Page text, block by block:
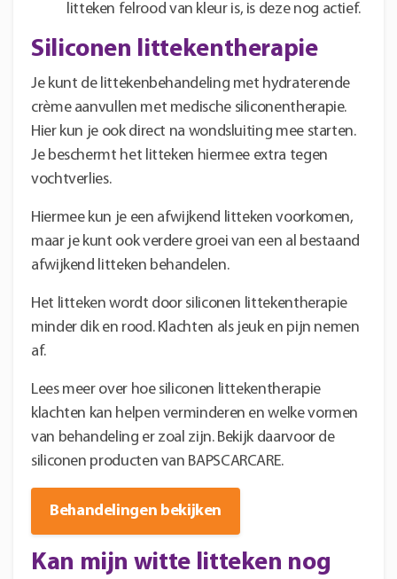
litteken felrood van kleur is, is deze nog actief.
Siliconen littekentherapie
Je kunt de littekenbehandeling met hydraterende
crème aanvullen met medische siliconentherapie.
Hier kun je ook direct na wondsluiting mee starten.
Je beschermt het litteken hiermee extra tegen
vochtverlies.
Hiermee kun je een afwijkend litteken voorkomen,
maar je kunt ook verdere groei van een al bestaand
afwijkend litteken behandelen.
Het litteken wordt door siliconen littekentherapie
minder dik en rood. Klachten als jeuk en pijn nemen
af.
Lees meer over hoe siliconen littekentherapie
klachten kan helpen verminderen en welke vormen
van behandeling er zoal zijn. Bekijk daarvoor de
siliconen producten van BAPSCARCARE.
Behandelingen bekijken
Kan mijn witte litteken nog